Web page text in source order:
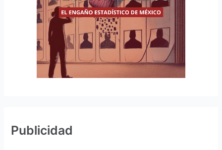
Publicidad